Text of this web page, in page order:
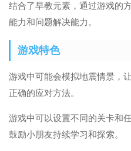
结合了早教元素，通过游戏的
能力和问题解决能力。
游戏特色
游戏中可能会模拟地震情景，
正确的应对方法。
游戏中可以设置不同的关卡和
鼓励小朋友持续学习和探索。